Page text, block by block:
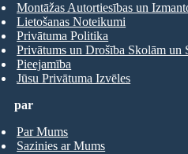
par
Par Mums
Sazinies ar Mums
Montāžas Autortiesības un
Lietošanas Noteikumi
Privātuma Politika
Privātums un Drošība Skolām un
Pieejamība
Jūsu Privātuma Izvēles